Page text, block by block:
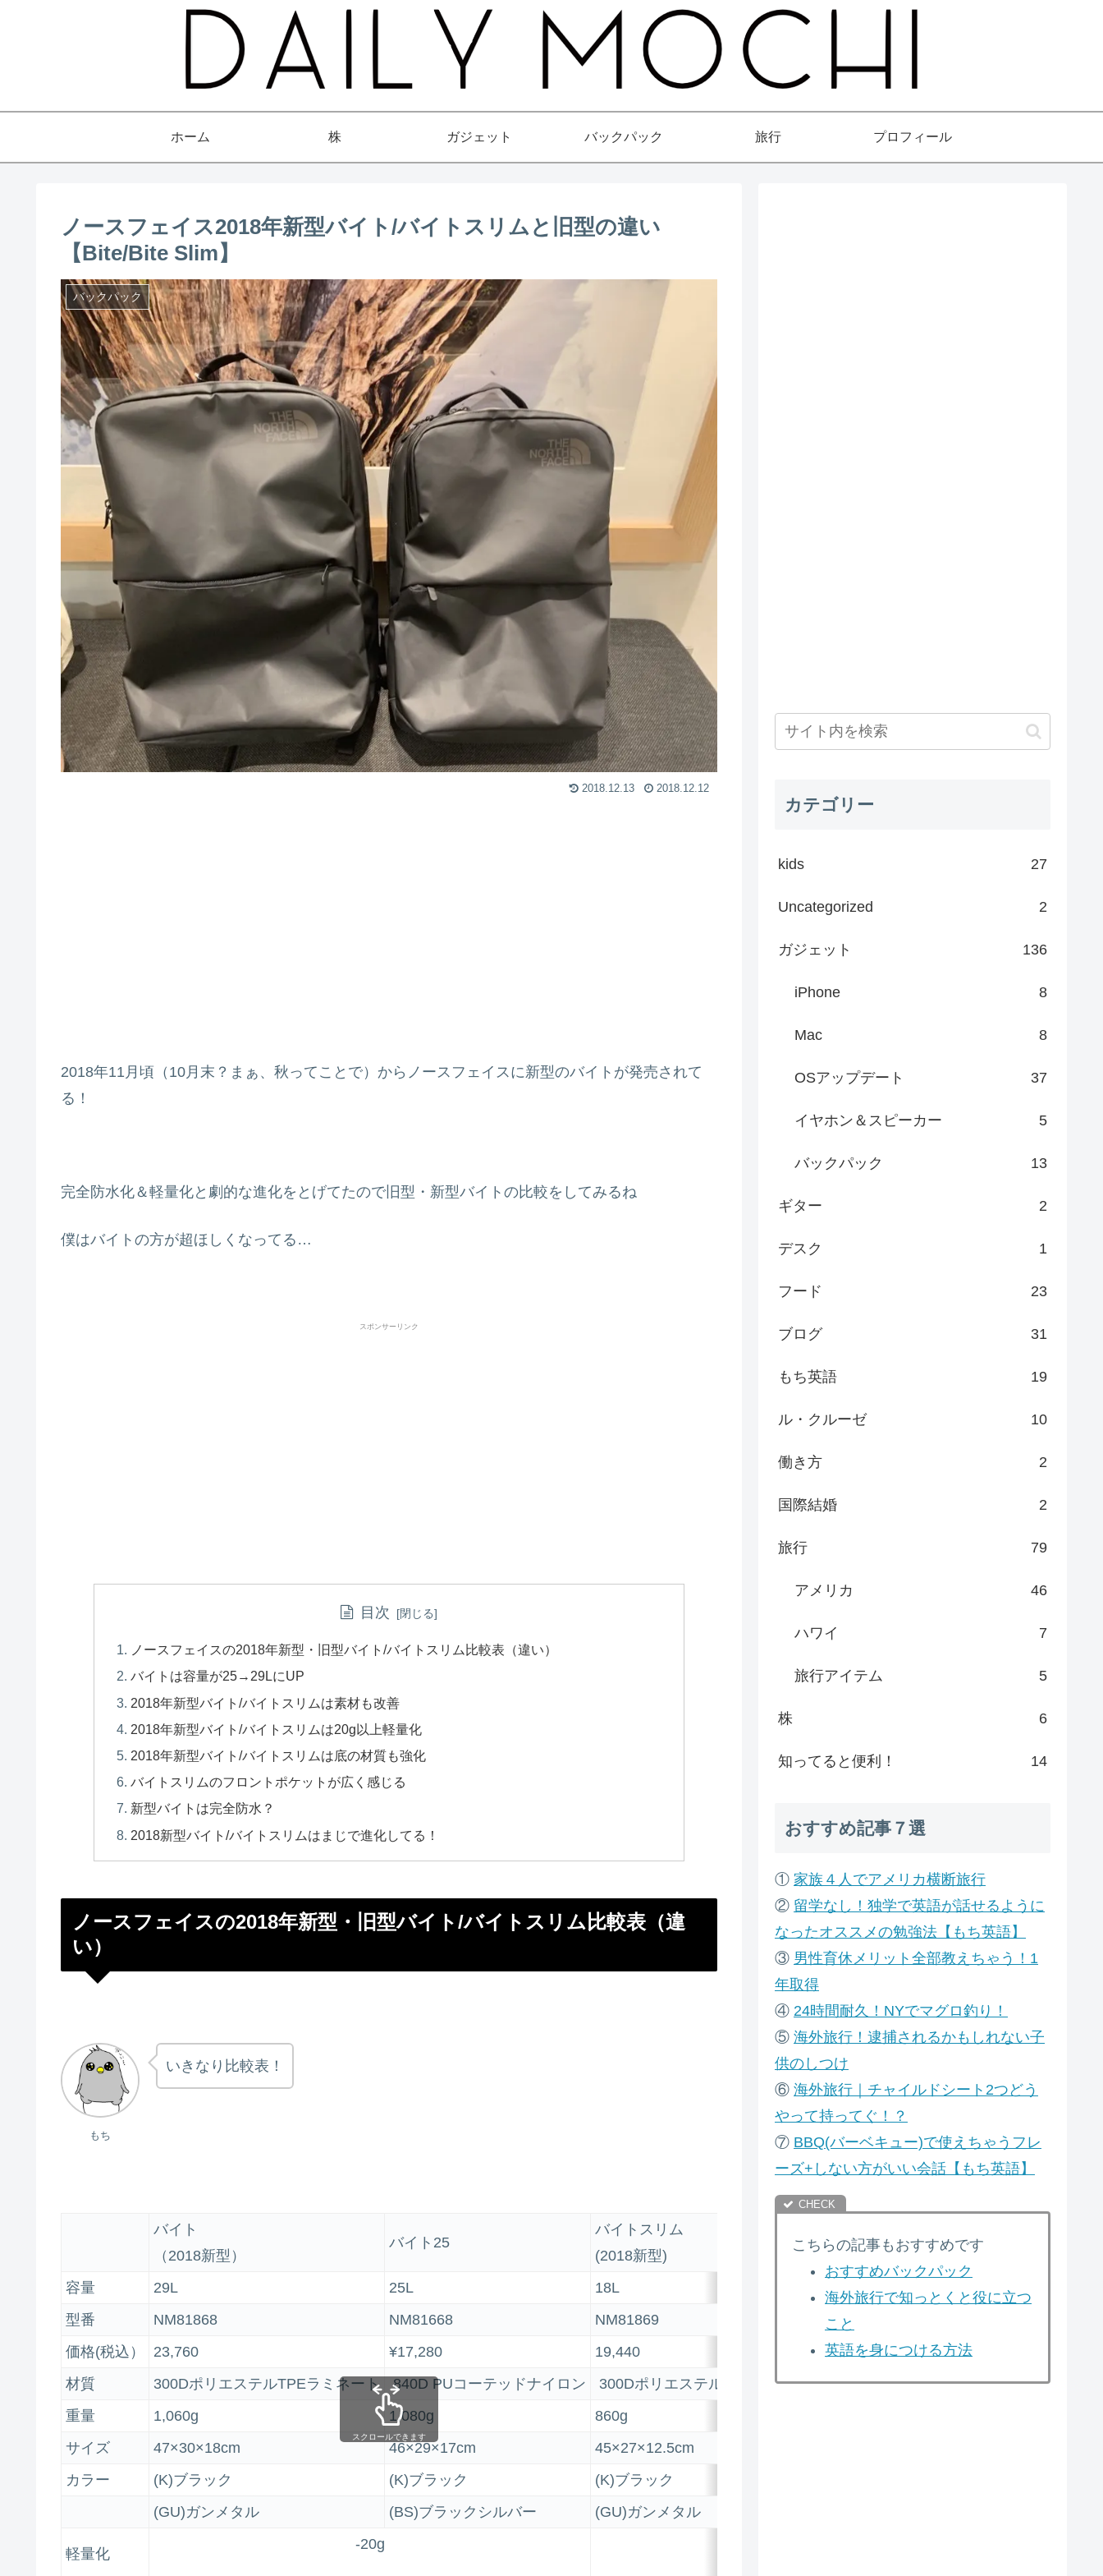
ホーム 株 ガジェット バックパック 旅行 プロフィール
ノースフェイス2018年新型バイト/バイトスリムと旧型の違い
【Bite/Bite Slim】
バックパック
2018.12.13 2018.12.12
2018年11月頃（10月末？まぁ、秋ってことで）からノースフェイスに新型のバイトが発売されて
る！
完全防水化＆軽量化と劇的な進化をとげてたので旧型・新型バイトの比較をしてみるね
僕はバイトの方が超ほしくなってる…
スポンサーリンク
目次
ノースフェイスの2018年新型・旧型バイト/バイトスリム比較表（違い）
バイトは容量が25→29LにUP
2018年新型バイト/バイトスリムは素材も改善
2018年新型バイト/バイトスリムは20g以上軽量化
2018年新型バイト/バイトスリムは底の材質も強化
バイトスリムのフロントポケットが広く感じる
新型バイトは完全防水？
2018新型バイト/バイトスリムはまじで進化してる！
ノースフェイスの2018年新型・旧型バイト/バイトスリム比較表（違
い）
もち
いきなり比較表！
バイト
（2018新型）
バイト25
バイトスリム
(2018新型)
バイトスリム
容量 29L 25L 18L
18L
型番
NM81868 NM81668 NM81869
NM81669
価格(税込）
23,760 ¥17,280 19,440
¥14,040
材質
300DポリエステルTPEラミネート 840D PUコーテッドナイロン 300DポリエステルTPEラミネート 900DポリエステルTPEコーティング
重量
1,060g 1,080g 860g
サイズ
47×30×18cm 46×29×17cm 45×27×12.5cm
カラー
(K)ブラック (K)ブラック (K)ブラック
(GU)ガンメタル
(BS)ブラックシルバー (GU)ガンメタル
軽量化
-20g
スクロールできます
カテゴリー
kids 27
Uncategorized 2
ガジェット 136
iPhone 8
Mac 8
OSアップデート 37
イヤホン＆スピーカー 5
バックパック 13
ギター 2
デスク 1
フード 23
ブログ 31
もち英語 19
ル・クルーゼ 10
働き方 2
国際結婚 2
旅行 79
アメリカ 46
ハワイ 7
旅行アイテム 5
株 6
知ってると便利！ 14
おすすめ記事７選
① 家族４人でアメリカ横断旅行
② 留学なし！独学で英語が話せるように
なったオススメの勉強法【もち英語】
③ 男性育休メリット全部教えちゃう！1
年取得
④ 24時間耐久！NYでマグロ釣り！
⑤ 海外旅行！逮捕されるかもしれない子
供のしつけ
⑥ 海外旅行｜チャイルドシート2つどう
やって持ってぐ！？
⑦ BBQ(バーベキュー)で使えちゃうフレ
ーズ+しない方がいい会話【もち英語】
こちらの記事もおすすめです
おすすめバックパック
海外旅行で知っとくと役に立つ
こと
英語を身につける方法